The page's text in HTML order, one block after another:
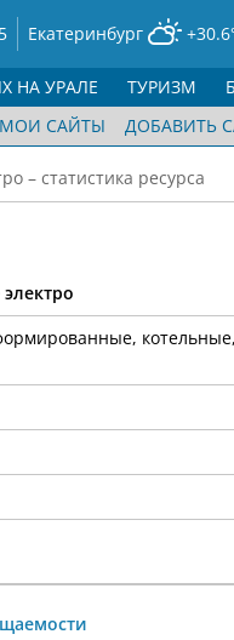
Екатеринбург
НА УРАЛЕ ТУРИЗМ
МОИ САЙТЫ ДОБАВИТЬ
– статистика ресурса